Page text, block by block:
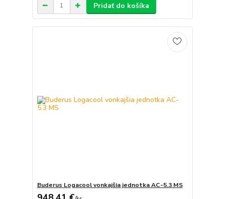
Pridať do košíka
Buderus Logacool vonkajšia jednotka AC-5.3 MS